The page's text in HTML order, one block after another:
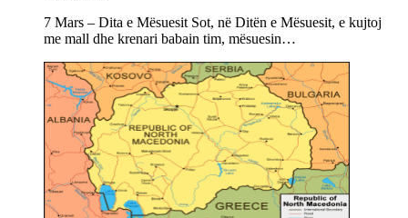
7 Mars – Dita e Mësuesit Sot, në Ditën e Mësuesit, e kujtoj
me mall dhe krenari babain tim, mësuesin…